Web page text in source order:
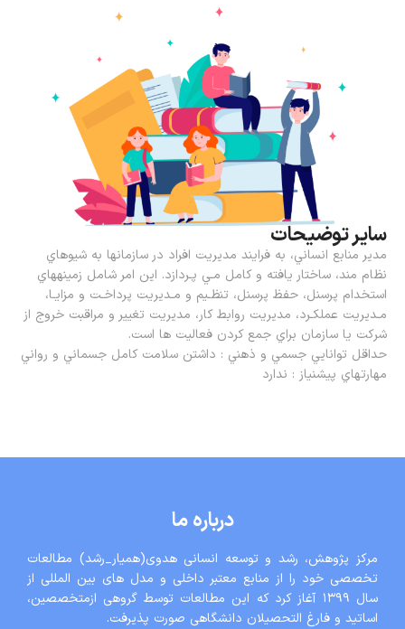
سایر توضیحات
مدير منابع انساني، به فرايند مديريت افراد در سازمانها به شیوهاي
نظام مند، ساختار يافته و كامل مـي پـردازد. اين امر شامل زمینههاي
استخدام پرسنل، حفظ پرسنل، تنظـیم و مـديريت پرداخـت و مزايـا،
مـديريت عملكـرد، مديريت روابط كار، مديريت تغییر و مراقبت خروج از
شركت يا سازمان براي جمع كردن فعالیت ها است.
حداقل توانايي جسمي و ذهني : داشتن سلامت كامل جسماني و رواني
مهارتهاي پیشنیاز : ندارد
درباره ما
مرکز پژوهش، رشد و توسعه انسانی هدوی(همیار_رشد) مطالعات
تخصصی خود را از منابع معتبر داخلی و مدل های بین المللی از
سال ١٣٩٩ آغاز کرد که این مطالعات توسط گروهی ازمتخصصین،
اساتید و فارغ التحصیلان دانشگاهی صورت پذیرفت.